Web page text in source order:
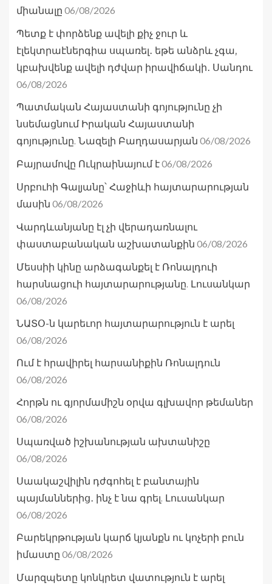
միանալը 06/08/2026
Պետք է փորձենք ավելի քիչ ջուր և
էլեկտրաէներգիա սպառել․ եթե անձրև չգա,
կբախվենք ավելի դժվար իրավիճակի․ Սանդու
06/08/2026
Պատմական Հայաստանի գոյությունը չի
նսեմացնում Իրական Հայաստանի
գոյությունը. Նազելի Բաղդասարյան 06/08/2026
Բայրամովը Ուկրաինայում է06/08/2026
Սրբուհի Գալյանը՝ Հաջիևի հայտարարության
մասին 06/08/2026
Վարդևանյանը էլ չի վերադառնալու
փաստաբանական աշխատանքին 06/08/2026
Մեսսիի կինը արձագանքել է Ռոնալդուի
հարսնացուի հայտարարությանը. Լուսանկար
06/08/2026
ՆԱՏՕ-ն կարեւոր հայտարարություն է արել
06/08/2026
Ում է հրավիրել հարսանիքին Ռոնալդուն
06/08/2026
Հորթն ու գյորմամիշն օրվա գլխավոր թեմաներ
06/08/2026
Սպառված իշխանության ախտանիշը
06/08/2026
Սաակաշվիլին դժգոհել է բանտային
պայմաններից․ ինչ է նա գրել. Լուսանկար
06/08/2026
Բարեկրթության կարճ կյանքն ու կոչերի բուն
իմաստը 06/08/2026
Մարզպետը կոնկրետ վատություն է արել